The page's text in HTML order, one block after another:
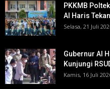
PKKMB
Al Haris
Selasa, 21 Juli
Gubernur Al
Kunjungi
Kamis, 16 Juli